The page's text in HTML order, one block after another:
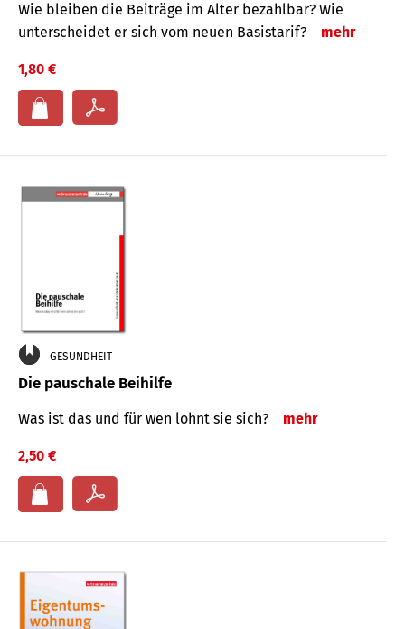
Wie bleiben die Beiträge im Alter bezahlbar? Wie
unterscheidet er sich vom neuen Basistarif?
mehr
1,80 €
GESUNDHEIT
Die pauschale Beihilfe
Was ist das und für wen lohnt sie sich? mehr
2,50 €